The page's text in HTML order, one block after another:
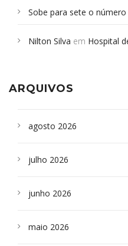
Sobe para sete o
Campoformosenses que
Nilton Silva em Hospital
ARQUIVOS
agosto 2026
julho 2026
junho 2026
maio 2026